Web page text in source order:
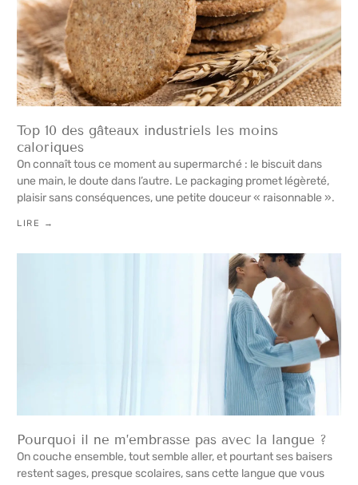
Top 10 des gâteaux industriels les moins
caloriques
On connaît tous ce moment au supermarché : le biscuit dans
une main, le doute dans l’autre. Le packaging promet légèreté,
plaisir sans conséquences, une petite douceur « raisonnable ».
LIRE →
Pourquoi il ne m’embrasse pas avec la langue ?
On couche ensemble, tout semble aller, et pourtant ses baisers
restent sages, presque scolaires, sans cette langue que vous